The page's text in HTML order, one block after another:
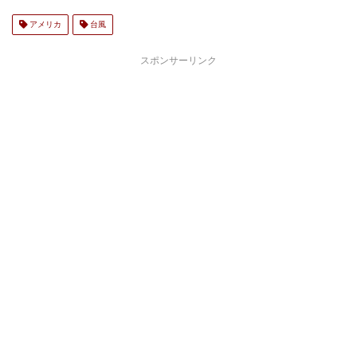
アメリカ 台風
スポンサーリンク